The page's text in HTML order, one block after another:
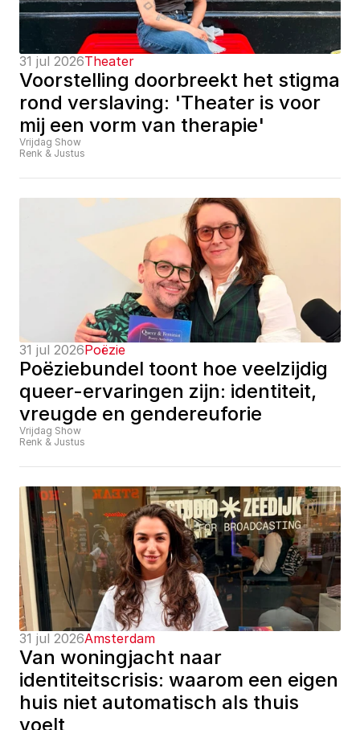
31 jul 2026Theater
Voorstelling doorbreekt het stigma
rond verslaving: 'Theater is voor
mij een vorm van therapie'
Vrijdag Show
Renk & Justus
31 jul 2026Poëzie
Poëziebundel toont hoe veelzijdig
queer-ervaringen zijn: identiteit,
vreugde en gendereuforie
Vrijdag Show
Renk & Justus
31 jul 2026Amsterdam
Van woningjacht naar
identiteitscrisis: waarom een eigen
huis niet automatisch als thuis
voelt